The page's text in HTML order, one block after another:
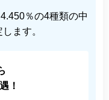
％の4種類の中
ます。
！